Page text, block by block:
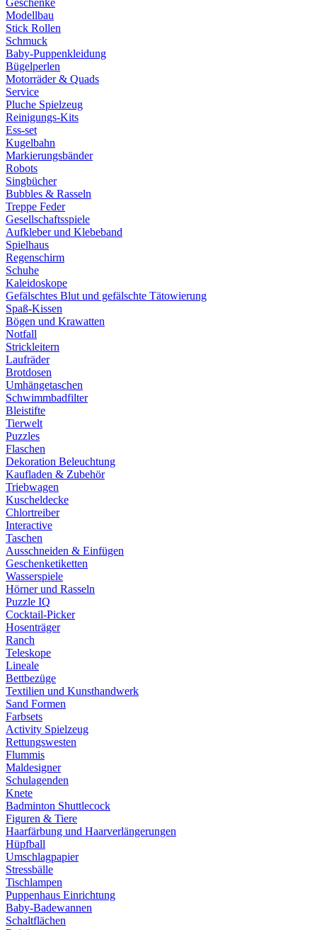
Geschenke
Modellbau
Stick Rollen
Schmuck
Baby-Puppenkleidung
Bügelperlen
Motorräder & Quads
Service
Pluche Spielzeug
Reinigungs-Kits
Ess-set
Kugelbahn
Markierungsbänder
Robots
Singbücher
Bubbles & Rasseln
Treppe Feder
Gesellschaftsspiele
Aufkleber und Klebeband
Spielhaus
Regenschirm
Schuhe
Kaleidoskope
Gefälschtes Blut und gefälschte Tätowierung
Spaß-Kissen
Bögen und Krawatten
Notfall
Strickleitern
Laufräder
Brotdosen
Umhängetaschen
Schwimmbadfilter
Bleistifte
Tierwelt
Puzzles
Flaschen
Dekoration Beleuchtung
Kaufladen & Zubehör
Triebwagen
Kuscheldecke
Chlortreiber
Interactive
Taschen
Ausschneiden & Einfügen
Geschenketiketten
Wasserspiele
Hörner und Rasseln
Puzzle IQ
Cocktail-Picker
Hosenträger
Ranch
Teleskope
Lineale
Bettbezüge
Textilien und Kunsthandwerk
Sand Formen
Farbsets
Activity Spielzeug
Rettungswesten
Flummis
Maldesigner
Schulagenden
Knete
Badminton Shuttlecock
Figuren & Tiere
Haarfärbung und Haarverlängerungen
Hüpfball
Umschlagpapier
Stressbälle
Tischlampen
Puppenhaus Einrichtung
Baby-Badewannen
Schaltflächen